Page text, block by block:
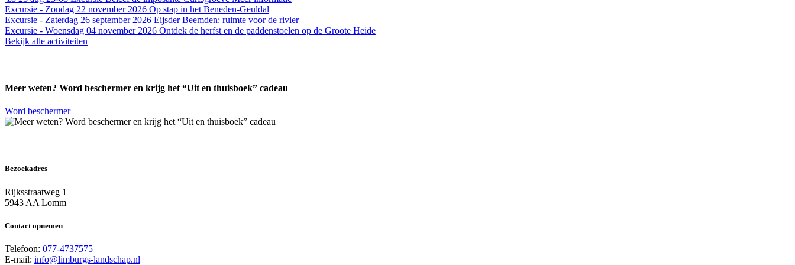
Excursie - Zondag 22 november 2026 Op stap in het Beneden-Geuldal
Excursie - Zaterdag 26 september 2026 Eijsder Beemden: ruimte voor de rivier
Excursie - Woensdag 04 november 2026 Ontdek de herfst en de paddenstoelen op de Groote Heide
Bekijk alle activiteiten
Meer weten? Word beschermer en krijg het “Uit en thuisboek” cadeau
Word beschermer
Bezoekadres
Rijksstraatweg 1
5943 AA Lomm
Contact opnemen
Telefoon: 077-4737575
E-mail: info@limburgs-landschap.nl